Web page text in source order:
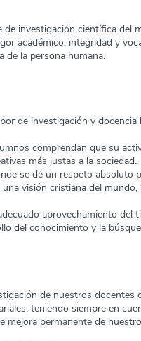
investigación científica del
académico, integridad y
de la persona humana.
de investigación y
comprendan que su
más justas a la sociedad.
se dé un respeto absoluto
visión cristiana del
aprovechamiento del
del conocimiento y la
de nuestros docentes
teniendo siempre en
mejora permanente de